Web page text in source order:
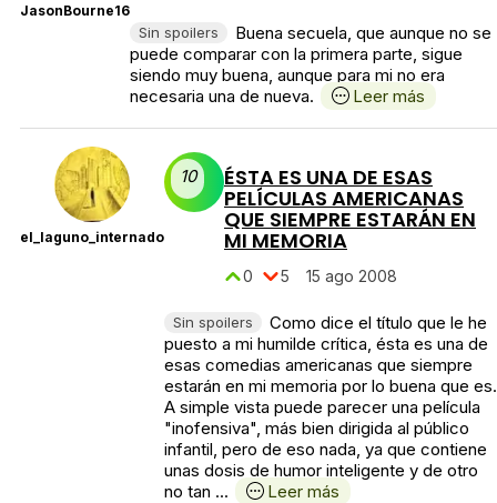
JasonBourne16
Sin spoilers
Buena secuela, que aunque no se
puede comparar con la primera parte, sigue
siendo muy buena, aunque para mi no era
necesaria una de nueva.
Leer más
el_laguno_internado
10 ÉSTA ES UNA DE ESAS
PELÍCULAS AMERICANAS
QUE SIEMPRE ESTARÁN EN
MI MEMORIA
0 5 15 ago 2008
Sin spoilers
Como dice el título que le he
puesto a mi humilde crítica, ésta es una de
esas comedias americanas que siempre
estarán en mi memoria por lo buena que es.
A simple vista puede parecer una película
"inofensiva", más bien dirigida al público
infantil, pero de eso nada, ya que contiene
unas dosis de humor inteligente y de otro
no tan ...
Leer más